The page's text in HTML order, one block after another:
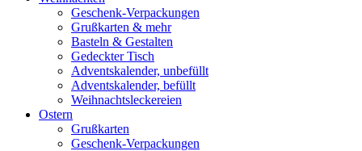
Geschenk-Verpackungen
Grußkarten & mehr
Basteln & Gestalten
Gedeckter Tisch
Adventskalender, unbefüllt
Adventskalender, befüllt
Weihnachtsleckereien
Ostern
Grußkarten
Geschenk-Verpackungen